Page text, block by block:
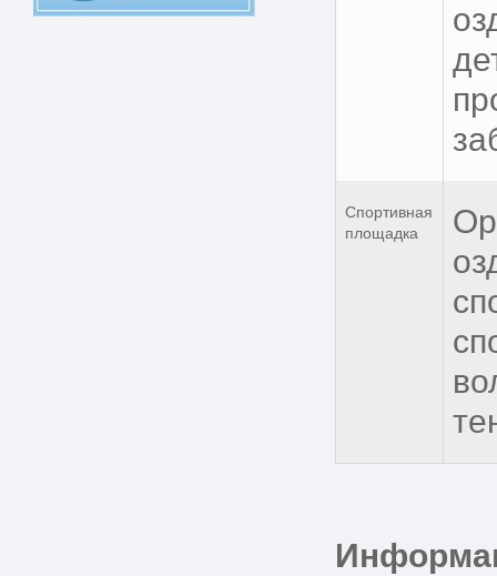
Спортивная
площадка